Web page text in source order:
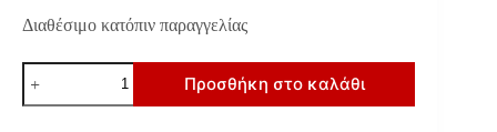
Διαθέσιμο κατόπιν παραγγελίας
ΚΡΕΒΑΤΙ
SARDINIA
160
Προσθήκη στο καλάθι